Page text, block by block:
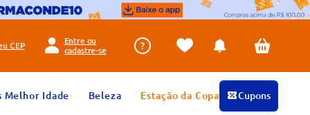
CEP
Entre ou
cadastre-se
Melhor Idade Beleza Estação da Copa Cupons